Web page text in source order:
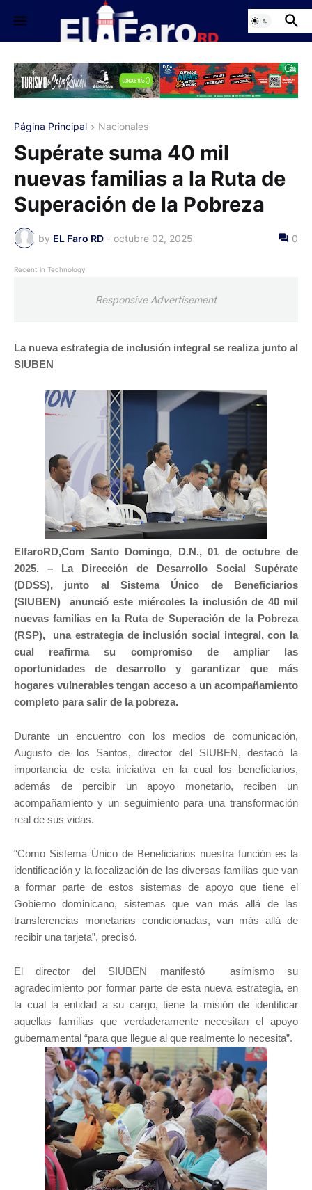
Página Principal Nacionales
Supérate suma 40 mil
nuevas familias a la Ruta de
Superación de la Pobreza
by EL Faro RD - octubre 02, 2025 0
Recent in Technology
Responsive Advertisement
La nueva estrategia de inclusión integral se realiza junto al
SIUBEN
ElfaroRD,Com Santo Domingo, D.N., 01 de octubre de
2025. – La Dirección de Desarrollo Social Supérate
(DDSS), junto al Sistema Único de Beneficiarios
(SIUBEN) anunció este miércoles la inclusión de 40 mil
nuevas familias en la Ruta de Superación de la Pobreza
(RSP), una estrategia de inclusión social integral, con la
cual reafirma su compromiso de ampliar las
oportunidades de desarrollo y garantizar que más
hogares vulnerables tengan acceso a un acompañamiento
completo para salir de la pobreza.
Durante un encuentro con los medios de comunicación,
Augusto de los Santos, director del SIUBEN, destacó la
importancia de esta iniciativa en la cual los beneficiarios,
además de percibir un apoyo monetario, reciben un
acompañamiento y un seguimiento para una transformación
real de sus vidas.
“Como Sistema Único de Beneficiarios nuestra función es la
identificación y la focalización de las diversas familias que van
a formar parte de estos sistemas de apoyo que tiene el
Gobierno dominicano, sistemas que van más allá de las
transferencias monetarias condicionadas, van más allá de
recibir una tarjeta”, precisó.
El director del SIUBEN manifestó asimismo su
agradecimiento por formar parte de esta nueva estrategia, en
la cual la entidad a su cargo, tiene la misión de identificar
aquellas familias que verdaderamente necesitan el apoyo
gubernamental “para que llegue al que realmente lo necesita”.